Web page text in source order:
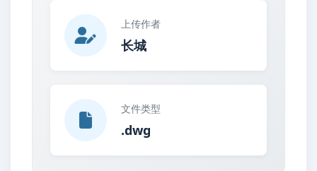
上传作者
长城
文件类型
.dwg